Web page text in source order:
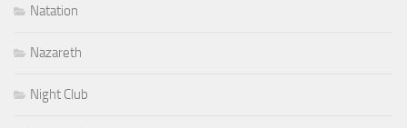
Natation
Nazareth
Night Club